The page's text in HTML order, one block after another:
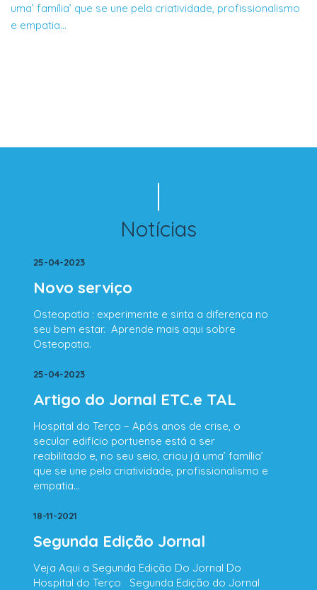
uma’ família’ que se une pela criatividade, profissionalismo
e empatia…
Notícias
25-04-2023
Novo serviço
Osteopatia : experimente e sinta a diferença no
seu bem estar. Aprende mais aqui sobre
Osteopatia.
25-04-2023
Artigo do Jornal ETC.e TAL
Hospital do Terço – Após anos de crise, o
secular edifício portuense está a ser
reabilitado e, no seu seio, criou já uma’ família’
que se une pela criatividade, profissionalismo e
empatia…
18-11-2021
Segunda Edição Jornal
Veja Aqui a Segunda Edição Do Jornal Do
Hospital do Terço Segunda Edição do Jornal